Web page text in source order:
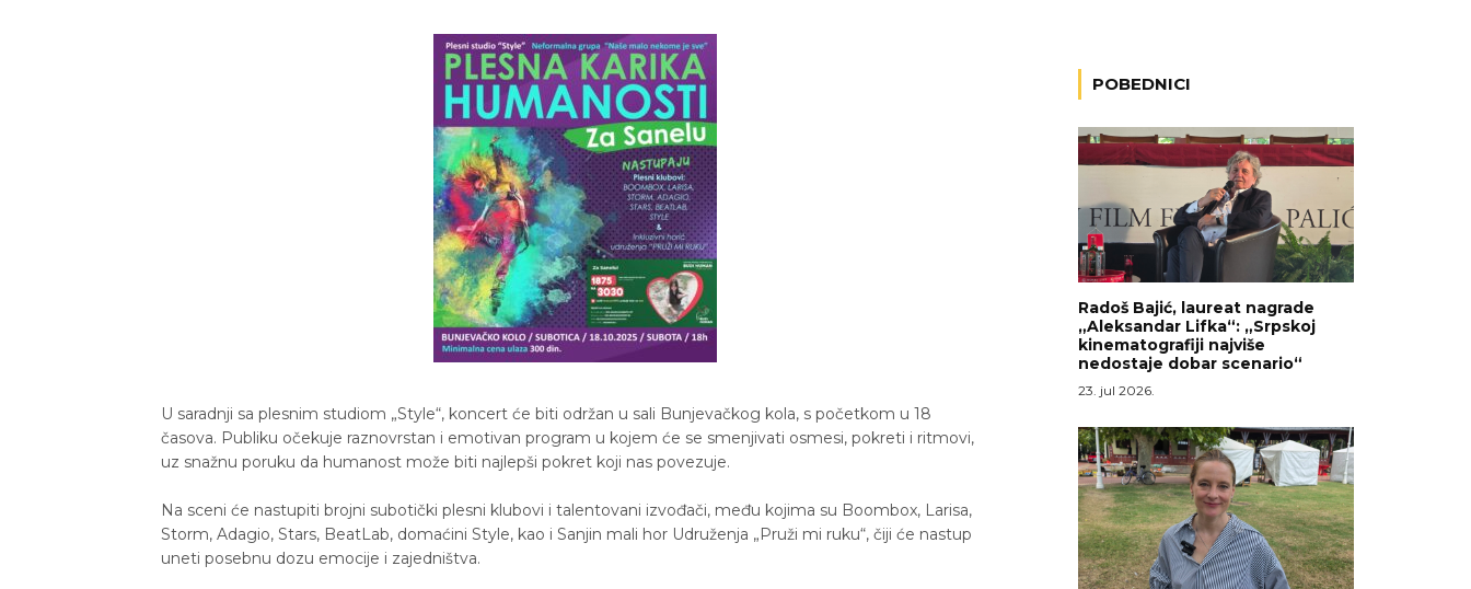
U saradnji sa plesnim studiom „Style“, koncert će biti održan u sali Bunjevačkog kola, s početkom u 18
časova. Publiku očekuje raznovrstan i emotivan program u kojem će se smenjivati osmesi, pokreti i ritmovi,
uz snažnu poruku da humanost može biti najlepši pokret koji nas povezuje.
Na sceni će nastupiti brojni subotički plesni klubovi i talentovani izvođači, među kojima su Boombox, Larisa,
Storm, Adagio, Stars, BeatLab, domaćini Style, kao i Sanjin mali hor Udruženja „Pruži mi ruku“, čiji će nastup
uneti posebnu dozu emocije i zajedništva.
POBEDNICI
Radoš Bajić, laureat nagrade
„Aleksandar Lifka“: „Srpskoj
kinematografiji najviše
nedostaje dobar scenario“
23. jul 2026.